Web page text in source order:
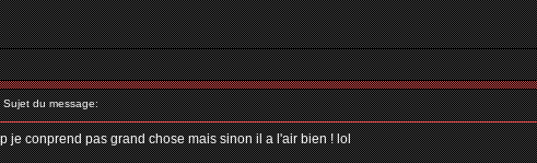
du message:
je conprend pas grand chose mais sinon il a l'air bien ! lol